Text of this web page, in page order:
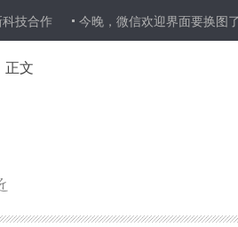
今晚，微信欢迎界面要换图了！为啥？
正文